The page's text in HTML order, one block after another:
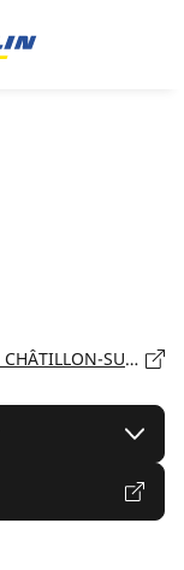
3 Chemin Dep 1 Prieure de Binson, 51700 CHÂTILLON-SUR-MARNE